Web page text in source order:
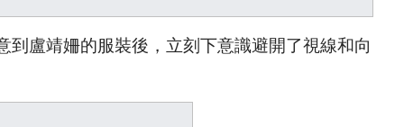
盧靖姍的服裝後，立刻下意識避開了視線和向